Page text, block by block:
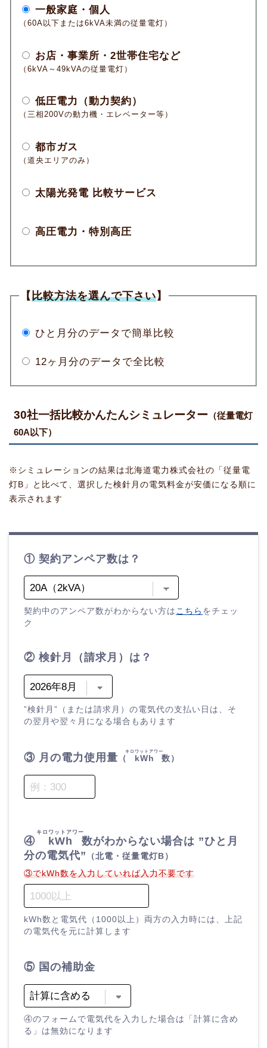
一般家庭・個人
（60A以下または6kVA未満の従量電灯）
お店・事業所・2世帯住宅など
（6kVA～49kVAの従量電灯）
低圧電力（動力契約）
（三相200Vの動力機・エレベーター等）
都市ガス
（道央エリアのみ）
太陽光発電 比較サービス
高圧電力・特別高圧
【比較方法を選んで下さい】
ひと月分のデータで簡単比較
12ヶ月分のデータで全比較
30社一括比較かんたんシミュレーター （従量電灯
60A以下）
※シミュレーションの結果は北海道電力株式会社の「従量電
灯B」と比べて、選択した検針月の電気料金が安価になる順に
表示されます
① 契約アンペア数は？
契約中のアンペア数がわからない方は こちら をチェッ
ク
② 検針月（請求月）は？
”検針月”（または請求月）の電気代の支払い日は、そ
の翌月や翌々月になる場合もあります
③ 月の電力使用量 （ kWh
キロワットアワー
数）
④ kWh
キロワットアワー
数がわからない場合は ”ひと月
分の電気代”
（北電・従量電灯B）
③でkWh数を入力していれば入力不要です
kWh数と電気代（1000以上）両方の入力時には、上記
の電気代を元に計算します
⑤ 国の補助金
④のフォームで電気代を入力した場合は「計算に含め
る」は無効になります